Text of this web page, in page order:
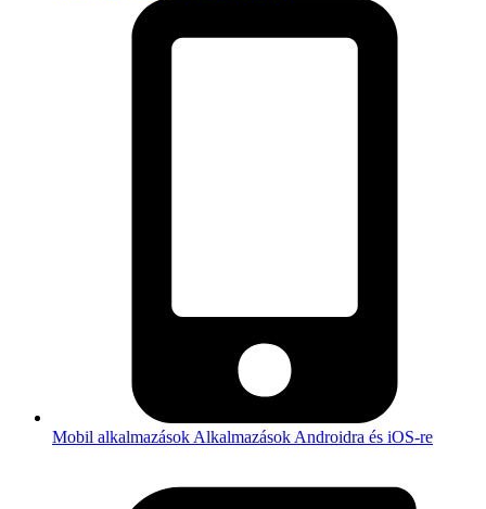
Mobil alkalmazások Alkalmazások Androidra és iOS-re